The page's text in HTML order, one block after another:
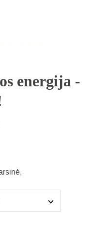
energija -